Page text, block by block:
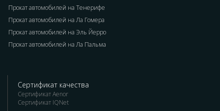
Прокат автомобилей на Тенерифе
Прокат автомобилей на Ла Гомера
Прокат автомобилей на Эль Йерро
Прокат автомобилей на Ла Пальма
Сертификат качества
Сертификат Aenor
Сертификат IQNet